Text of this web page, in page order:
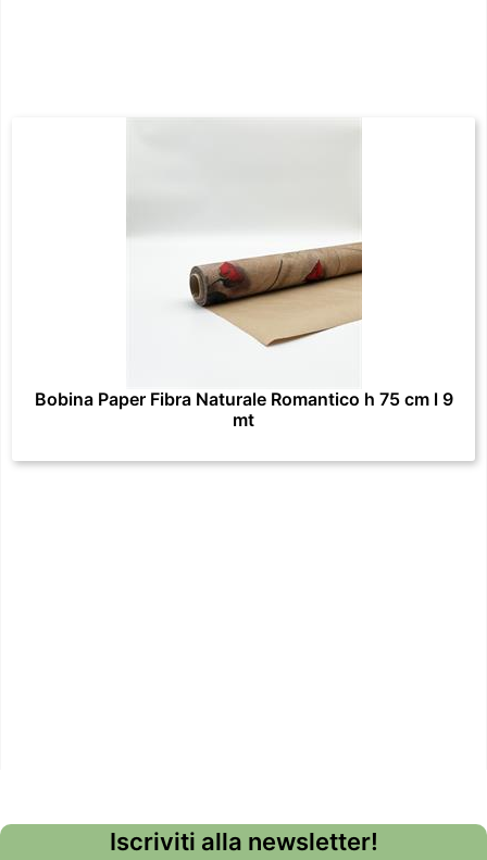
Bobina Paper Fibra Naturale Romantico h 75 cm l 9
mt
Iscriviti alla newsletter!